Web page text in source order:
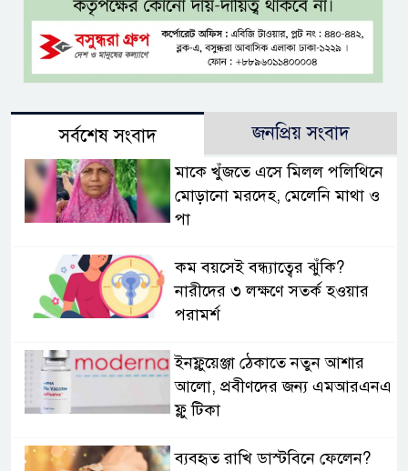
সর্বশেষ সংবাদ জনপ্রিয় সংবাদ
মাকে খুঁজতে এসে মিলল পলিথিনে
মোড়ানো মরদেহ, মেলেনি মাথা ও
পা
কম বয়সেই বন্ধ্যাত্বের ঝুঁকি?
নারীদের ৩ লক্ষণে সতর্ক হওয়ার
পরামর্শ
ইনফ্লুয়েঞ্জা ঠেকাতে নতুন আশার
আলো, প্রবীণদের জন্য এমআরএনএ
ফ্লু টিকা
ব্যবহৃত রাখি ডাস্টবিনে ফেলেন?